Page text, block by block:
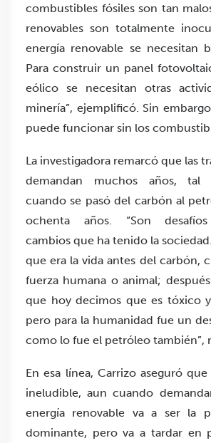
combustibles fósiles son tan
renovables son totalmente
energía renovable se necesitan
Para construir un panel
eólico se necesitan otras
minería”, ejemplificó. Sin
puede funcionar sin los
La investigadora remarcó que las
demandan muchos años, tal
cuando se pasó del carbón al
ochenta años. “Son
cambios que ha tenido la
que era la vida antes del carbón,
fuerza humana o animal;
que hoy decimos que es tóxico
pero para la humanidad fue un
como lo fue el petróleo también”,
En esa línea, Carrizo aseguró
ineludible, aun cuando
energía renovable va a ser la
dominante, pero va a tardar en